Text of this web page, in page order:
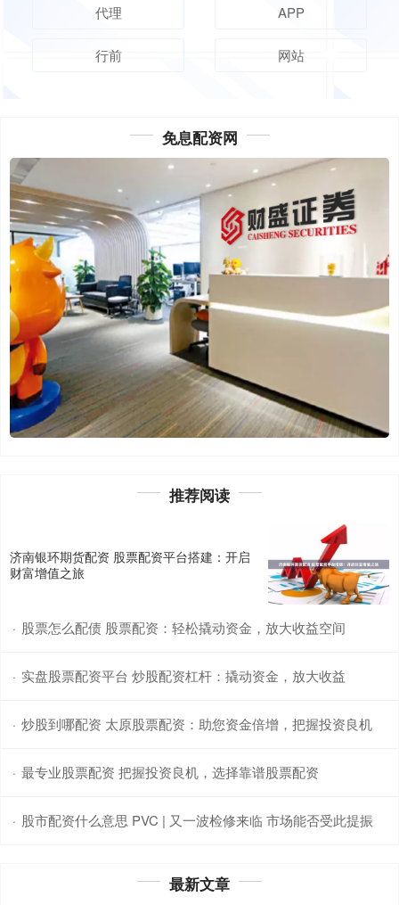
代理 APP
行前 网站
免息配资网
推荐阅读
济南银环期货配资 股票配资平台搭建：开启
财富增值之旅
· 股票怎么配债 股票配资：轻松撬动资金，放大收益空间
· 实盘股票配资平台 炒股配资杠杆：撬动资金，放大收益
· 炒股到哪配资 太原股票配资：助您资金倍增，把握投资良机
· 最专业股票配资 把握投资良机，选择靠谱股票配资
· 股市配资什么意思 PVC | 又一波检修来临 市场能否受此提振
最新文章